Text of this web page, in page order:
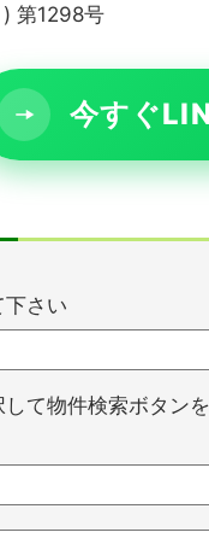
第1298号
今すぐ
下さい
て物件検索ボタン